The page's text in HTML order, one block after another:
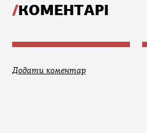
КОМЕНТАРІ
Додати коментар